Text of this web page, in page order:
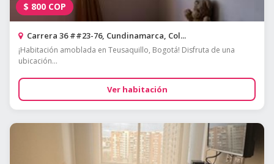
$ 800 COP
Carrera 36 ##23-76, Cundinamarca, Col...
¡Habitación amoblada en Teusaquillo, Bogotá! Disfruta de una
ubicación...
Ver habitación